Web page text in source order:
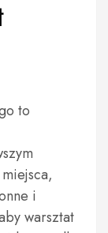
to
i
warsztat